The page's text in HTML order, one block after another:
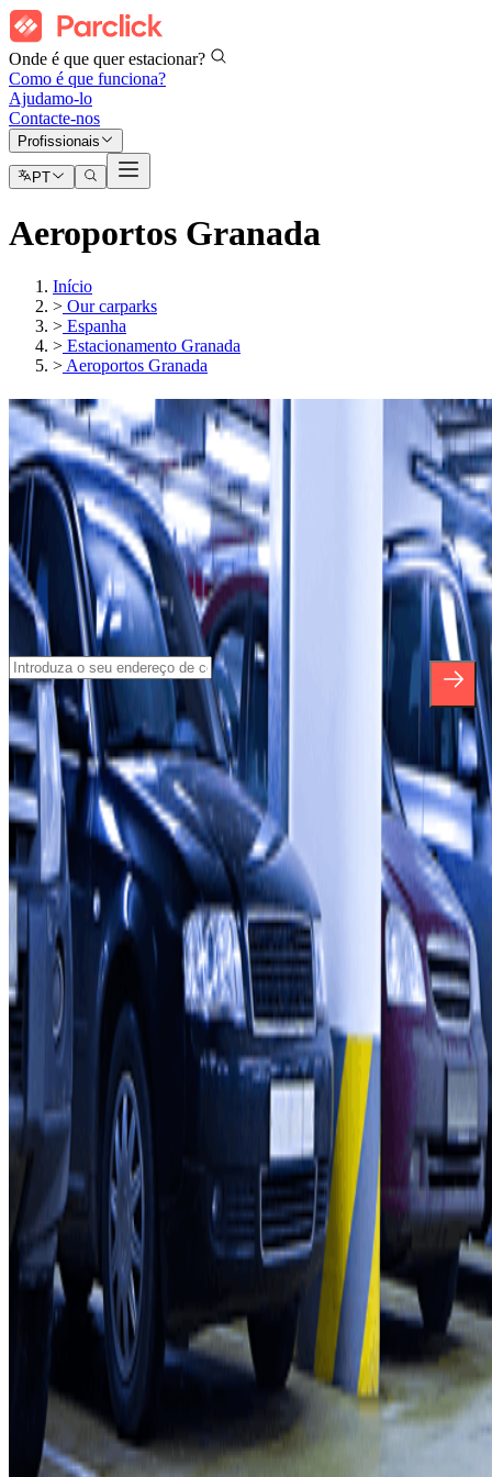
Onde é que quer estacionar?
Como é que funciona?
Ajudamo-lo
Contacte-nos
Profissionais
PT
Aeroportos Granada
Início
> Our carparks
> Espanha
> Estacionamento Granada
> Aeroportos Granada
Os nossos parques de estacionamento em
Aeroporto Federico
García Lorca - Granada (GRX)
Subscreva a nossa newsletter e saiba mais
sobre descontos, sorteios e muitas outras
surpresas.
*Ao subscrever, aceita a nossa Política de Privacidade para receber
comunicações comerciais da Parclick. Sem qualquer obrigação,
pode cancelar a sua subscrição sempre que quiser na mesma
newsletter.
Sobre a Parclick
Quem somos
Como funciona
Os nossos parques de estacionamento
Vamos colaborar?
Profissionais
Fornecedor de estacionamento
Afiliados
Contacto
Contacte-nos
FAQ
Pode utilizar estes métodos de pagamento:
Termos de utilização e contratação
Condições de cancelamento
Política de cookies
Gerir cookies
Política de privacidade
Whistleblowing
©2026 Parclick. All rights reserved